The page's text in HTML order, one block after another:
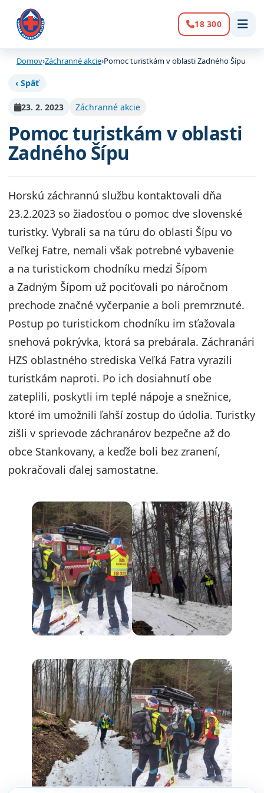
Volanie:
18 300
Domov›Záchranné akcie›Pomoc turistkám v oblasti Zadného Šípu
‹ Späť
23. 2. 2023 Záchranné akcie
Pomoc turistkám v oblasti
Zadného Šípu
Horskú záchrannú službu kontaktovali dňa
23.2.2023 so žiadosťou o pomoc dve slovenské
turistky. Vybrali sa na túru do oblasti Šípu vo
Veľkej Fatre, nemali však potrebné vybavenie
a na turistickom chodníku medzi Šípom
a Zadným Šípom už pociťovali po náročnom
prechode značné vyčerpanie a boli premrznuté.
Postup po turistickom chodníku im sťažovala
snehová pokrývka, ktorá sa prebárala. Záchranári
HZS oblastného strediska Veľká Fatra vyrazili
turistkám naproti. Po ich dosiahnutí obe
zateplili, poskytli im teplé nápoje a snežnice,
ktoré im umožnili ľahší zostup do údolia. Turistky
zišli v sprievode záchranárov bezpečne až do
obce Stankovany, a keďže boli bez zranení,
pokračovali ďalej samostatne.